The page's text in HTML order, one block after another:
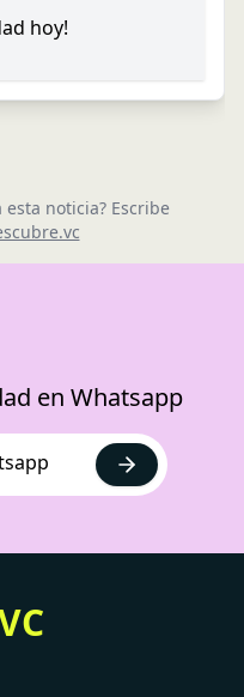
hoy!
noticia? Escribe
en Whatsapp